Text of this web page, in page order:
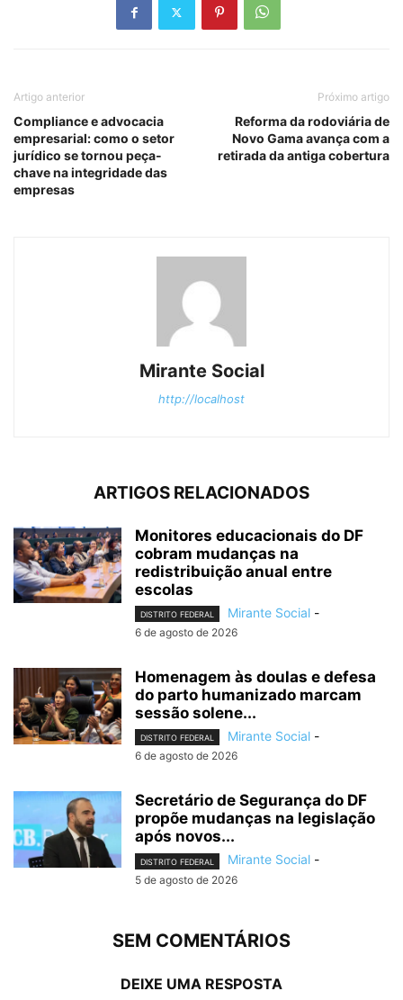
Artigo anterior
Compliance e advocacia
empresarial: como o setor
jurídico se tornou peça-
chave na integridade das
empresas
Próximo artigo
Reforma da rodoviária de
Novo Gama avança com a
retirada da antiga cobertura
Mirante Social
http://localhost
ARTIGOS RELACIONADOS
Monitores educacionais do DF
cobram mudanças na
redistribuição anual entre
escolas
DISTRITO FEDERAL Mirante Social -
6 de agosto de 2026
Homenagem às doulas e defesa
do parto humanizado marcam
sessão solene...
DISTRITO FEDERAL Mirante Social -
6 de agosto de 2026
Secretário de Segurança do DF
propõe mudanças na legislação
após novos...
DISTRITO FEDERAL Mirante Social -
5 de agosto de 2026
SEM COMENTÁRIOS
DEIXE UMA RESPOSTA